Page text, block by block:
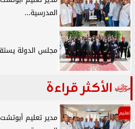
المدرسية...
مجلس الدولة
الأكثر قراءة
تعليم
مدير تعليم